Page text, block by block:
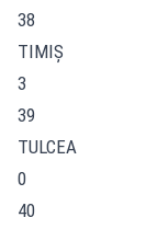
38
TIMIŞ
3
39
TULCEA
0
40